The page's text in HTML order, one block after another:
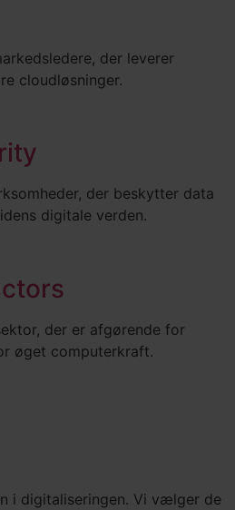
der leverer
cloudløsninger.
der beskytter data
digitale verden.
der er afgørende for
øget computerkraft.
i digitaliseringen. Vi vælger de